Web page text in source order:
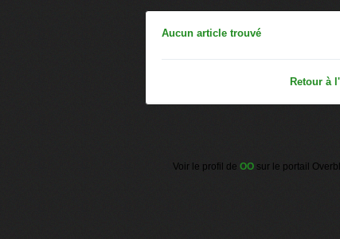
Aucun article trouvé
Retour à
Voir le profil de OOsur le portail